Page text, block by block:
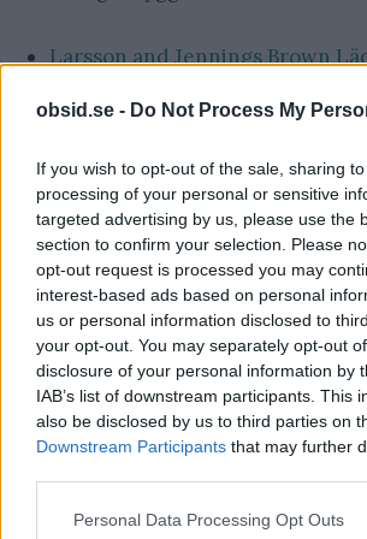
obsid.se - Do Not Process My
If you wish to opt-out of the sale, sharing
processing of your personal or sensitive
targeted advertising by us, please use the
section to confirm your selection. Please
opt-out request is processed you may
interest-based ads based on personal
us or personal information disclosed to
your opt-out. You may separately opt-out
disclosure of your personal information by
IAB’s list of downstream participants. This
also be disclosed by us to third parties on
Downstream Participants that may further
Please note that this website/app uses one
Personal Data Processing Opt Outs
Larsson and Jennings Brown
Läsa om hur du bäst bär klockor
TAGGAR Klockor
Häringe Slott Recension –